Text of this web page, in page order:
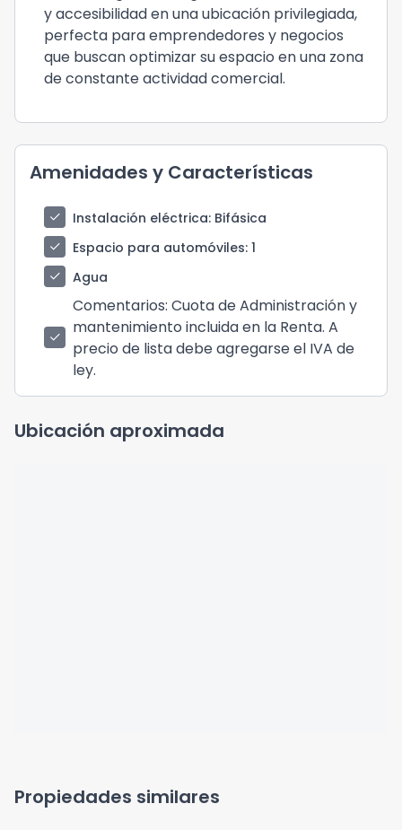
y accesibilidad en una ubicación privilegiada,
perfecta para emprendedores y negocios
que buscan optimizar su espacio en una zona
de constante actividad comercial.
Amenidades y Características
check Instalación eléctrica: Bifásica
check
Espacio para automóviles: 1
check
Agua
check
Comentarios: Cuota de Administración y
mantenimiento incluida en la Renta. A
precio de lista debe agregarse el IVA de
ley.
Ubicación aproximada
Propiedades similares